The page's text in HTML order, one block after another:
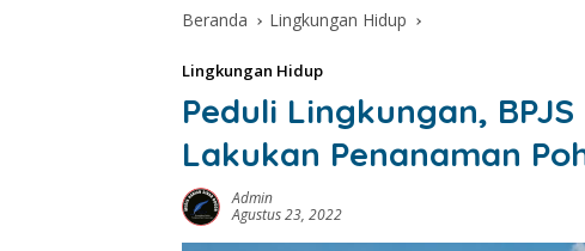
Beranda Lingkungan Hidup
Lingkungan Hidup
Peduli Lingkungan,
Lakukan Penanaman
Admin
Agustus 23, 2022